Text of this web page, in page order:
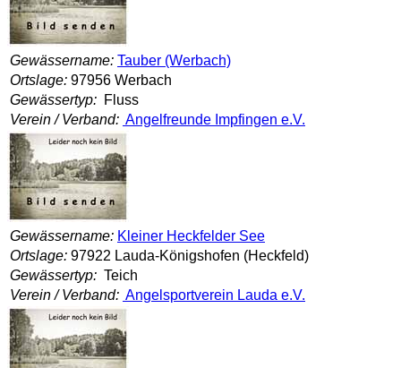
Gewässername: Tauber (Werbach)
Ortslage: 97956 Werbach
Gewässertyp: Fluss
Verein / Verband: Angelfreunde Impfingen e.V.
Gewässername: Kleiner Heckfelder See
Ortslage: 97922 Lauda-Königshofen (Heckfeld)
Gewässertyp: Teich
Verein / Verband: Angelsportverein Lauda e.V.